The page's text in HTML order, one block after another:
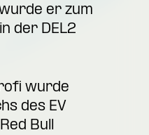
er zum
der DEL2
wurde
des EV
Bull